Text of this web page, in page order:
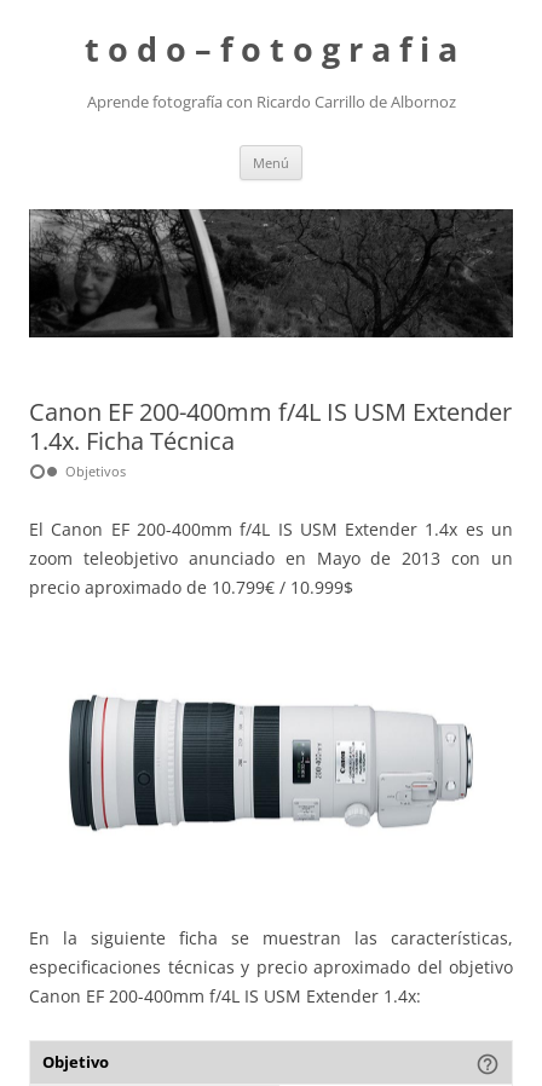
t o d o – f o t o g r a f i a
Aprende fotografía con Ricardo Carrillo de Albornoz
Menú
Canon EF 200-400mm f/4L IS USM Extender
1.4x. Ficha Técnica
hdr_weak Objetivos
El Canon EF 200-400mm f/4L IS USM Extender 1.4x es un
zoom teleobjetivo anunciado en Mayo de 2013 con un
precio aproximado de 10.799€ / 10.999$
En la siguiente ficha se muestran las características,
especificaciones técnicas y precio aproximado del objetivo
Canon EF 200-400mm f/4L IS USM Extender 1.4x:
Objetivo help_outline